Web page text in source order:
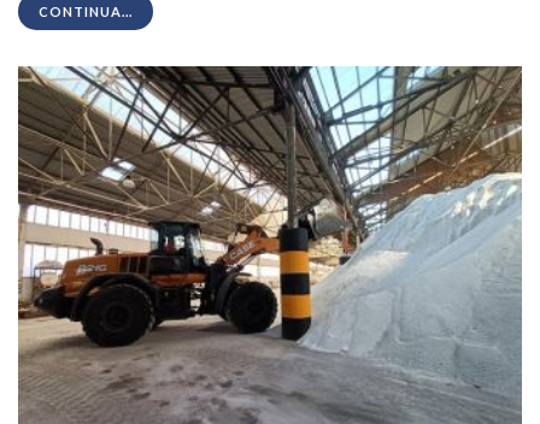
CONTINUA...